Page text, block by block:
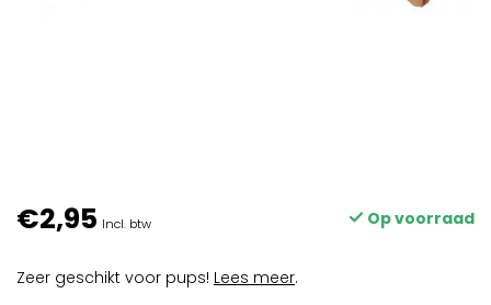
€2,95 Incl. btw Op voorraad
Zeer geschikt voor pups! Lees meer.